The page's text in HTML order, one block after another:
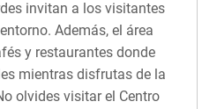
invitan a los visitantes
Además, el área
y restaurantes donde
mientras disfrutas de la
olvides visitar el Centro